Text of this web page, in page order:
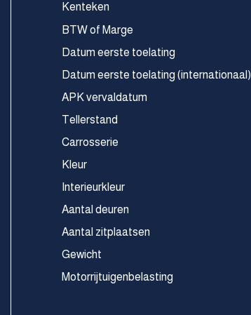
Kenteken
BTW of Marge
Datum eerste toelating
Datum eerste toelating (internationaal)
APK vervaldatum
Tellerstand
Carrosserie
Kleur
Interieurkleur
Aantal deuren
Aantal zitplaatsen
Gewicht
Motorrijtuigenbelasting